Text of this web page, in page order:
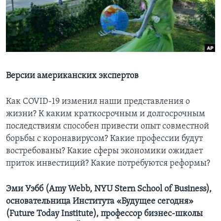
Learning English
СОЦИАЛЬНЫЕ СЕТИ
Версии американских экспертов
Как COVID-19 изменил наши представления о
жизни? К каким краткосрочным и долгосрочным
последствиям способен привести опыт совместной
борьбы с коронавирусом? Какие профессии будут
востребованы? Какие сферы экономики ожидает
приток инвестиций? Какие потребуются реформы?
Эми Уэбб (Amy Webb​, NYU Stern School of Business),
основательница Института «Будущее сегодня»
(Future Today Institute), профессор бизнес-школы